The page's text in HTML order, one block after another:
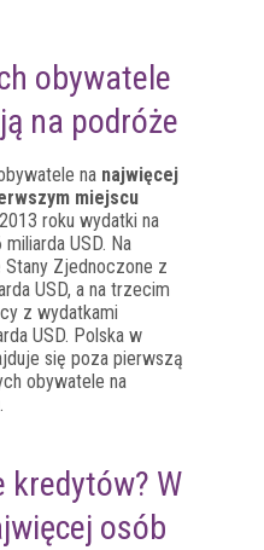
obywatele
na podróże
na najwięcej
miejscu
roku wydatki na
USD. Na
Zjednoczone z
USD, a na trzecim
z wydatkami
USD. Polska w
się poza pierwszą
obywatele na
kredytów? W
osób